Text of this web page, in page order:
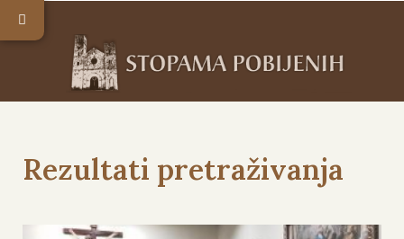
Rezultati pretraživanja